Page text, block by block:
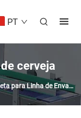
PT
cerveja
para Linha de Envase